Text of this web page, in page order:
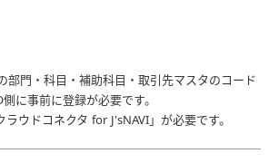
部門・科目・補助科目・取引先マスタのコード
に事前に登録が必要です。
ウドコネクタ for J'sNAVI」が必要です。